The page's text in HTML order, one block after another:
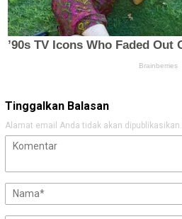
Tinggalkan Balasan
Alamat email Anda tidak akan dipublikasikan.